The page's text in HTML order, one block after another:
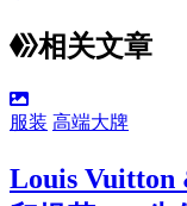
相关文章
服装 高端大牌
Louis Vuitton